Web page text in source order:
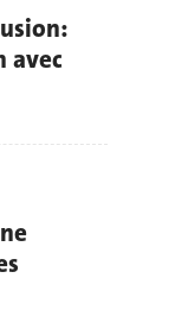
avec